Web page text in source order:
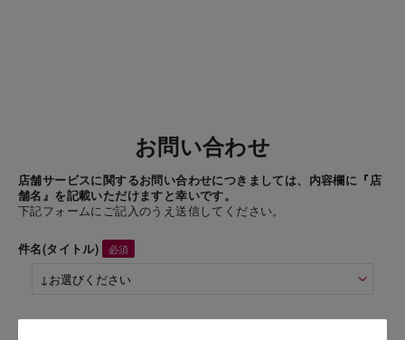
お問い合わせ
店舗サービスに関するお問い合わせにつきましては、内容欄に『店
舗名』を記載いただけますと幸いです。
下記フォームにご記入のうえ送信してください。
件名(タイトル)